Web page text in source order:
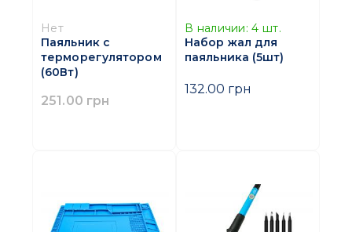
Нет
Паяльник с
терморегулятором
(60Вт)
251.00 грн
В наличии: 4 шт.
Набор жал для
паяльника (5шт)
132.00 грн